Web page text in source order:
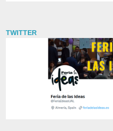
TWITTER